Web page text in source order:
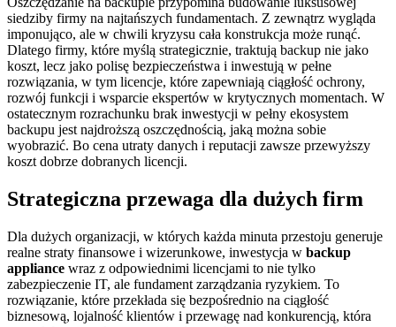
siedziby firmy na najtańszych fundamentach. Z zewnątrz wygląda
imponująco, ale w chwili kryzysu cała konstrukcja może runąć.
Dlatego firmy, które myślą strategicznie, traktują backup nie jako
koszt, lecz jako polisę bezpieczeństwa i inwestują w pełne
rozwiązania, w tym licencje, które zapewniają ciągłość ochrony,
rozwój funkcji i wsparcie ekspertów w krytycznych momentach. W
ostatecznym rozrachunku brak inwestycji w pełny ekosystem
backupu jest najdroższą oszczędnością, jaką można sobie
wyobrazić. Bo cena utraty danych i reputacji zawsze przewyższy
koszt dobrze dobranych licencji.
Strategiczna przewaga dla dużych firm
Dla dużych organizacji, w których każda minuta przestoju generuje
realne straty finansowe i wizerunkowe, inwestycja w backup
appliance wraz z odpowiednimi licencjami to nie tylko
zabezpieczenie IT, ale fundament zarządzania ryzykiem. To
rozwiązanie, które przekłada się bezpośrednio na ciągłość
biznesową, lojalność klientów i przewagę nad konkurencją, która